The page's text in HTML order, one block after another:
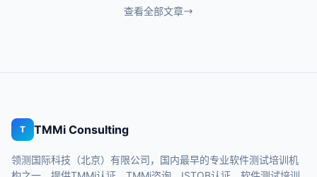
查看全部文章
T TMMi Consulting
领测国际科技（北京）有限公司，国内最早的专业软件测试培训机